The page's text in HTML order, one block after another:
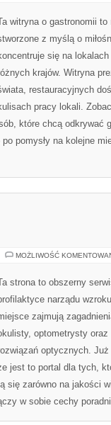
witryna o gastronomii
z myślą o
się na
krajów. Witryna
restauracyjnych
pracy lokali.
które chcą odkrywać
pomysły na kolejne
MOŻLIWOŚĆ
strona to obszerny
narządu
zajmują
optometrysty oraz
optycznych.
jest to portal dla tych,
się zarówno na jakości
w sobie cechy